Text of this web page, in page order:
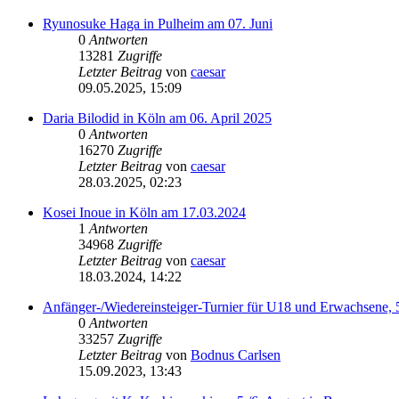
Ryunosuke Haga in Pulheim am 07. Juni
0 Antworten
13281 Zugriffe
Letzter Beitrag von caesar
09.05.2025, 15:09
Daria Bilodid in Köln am 06. April 2025
0 Antworten
16270 Zugriffe
Letzter Beitrag von caesar
28.03.2025, 02:23
Kosei Inoue in Köln am 17.03.2024
1 Antworten
34968 Zugriffe
Letzter Beitrag von caesar
18.03.2024, 14:22
Anfänger-/Wiedereinsteiger-Turnier für U18 und Erwachsene,
0 Antworten
33257 Zugriffe
Letzter Beitrag von Bodnus Carlsen
15.09.2023, 13:43